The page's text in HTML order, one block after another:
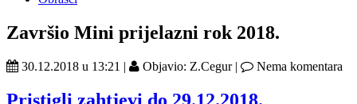
Završio Mini prijelazni rok 2018.
30.12.2018 u 13:21 | Objavio: Z.Cegur | Nema komentara
Pristigli zahtjevi do 29.12.2018.